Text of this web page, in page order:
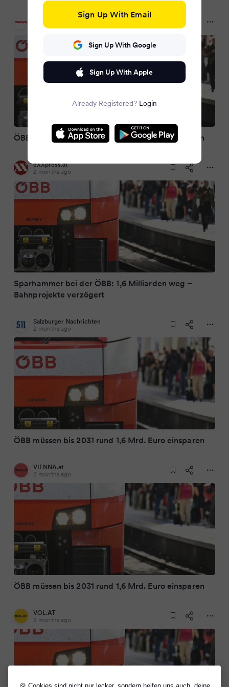
2 months ago
ÖBB müssen bis 2031 rund 1,6 Mrd. Euro einsparen
eXXpress.at
2 months ago
Sparhammer bei der ÖBB: 1,6 Milliarden weg –
Bahnprojekte verzögert
Salzburger Nachrichten
2 months ago
ÖBB müssen bis 2031 rund 1,6 Mrd. Euro einsparen
VIENNA.at
2 months ago
ÖBB müssen bis 2031 rund 1,6 Mrd. Euro einsparen
VOL.AT
2 months ago
Sign Up With Email
Sign Up With Google
Sign Up With Apple
Already Registered? Login